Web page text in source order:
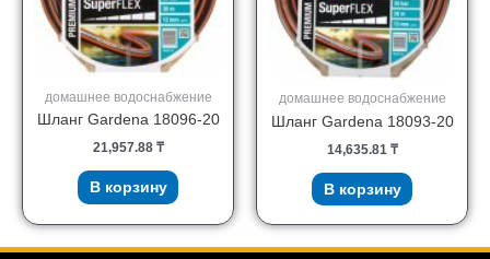
домашнее водоснабжение
Шланг Gardena 18096-20
21,957.88 ₸
В корзину
домашнее водоснабжение
Шланг Gardena 18093-20
14,635.81 ₸
В корзину